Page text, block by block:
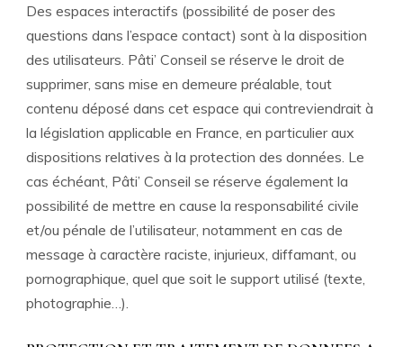
Des espaces interactifs (possibilité de poser des
questions dans l’espace contact) sont à la disposition
des utilisateurs. Pâti’ Conseil se réserve le droit de
supprimer, sans mise en demeure préalable, tout
contenu déposé dans cet espace qui contreviendrait à
la législation applicable en France, en particulier aux
dispositions relatives à la protection des données. Le
cas échéant, Pâti’ Conseil se réserve également la
possibilité de mettre en cause la responsabilité civile
et/ou pénale de l’utilisateur, notamment en cas de
message à caractère raciste, injurieux, diffamant, ou
pornographique, quel que soit le support utilisé (texte,
photographie…).